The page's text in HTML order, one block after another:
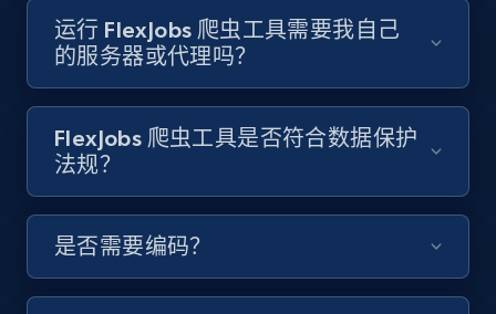
8.1K+ 716+ 注册使用
Youtube - Videos posts - Discover videos by
channel URL
URL, Title, Youtuber, Youtuber md5, Video url,
Video length, Likes, Views, and more.
8.1K+ 716+ 注册使用
运行 FlexJobs 爬虫工具需要我自己
的服务器或代理吗？
FlexJobs 爬虫工具是否符合数据保护
法规？
是否需要编码？